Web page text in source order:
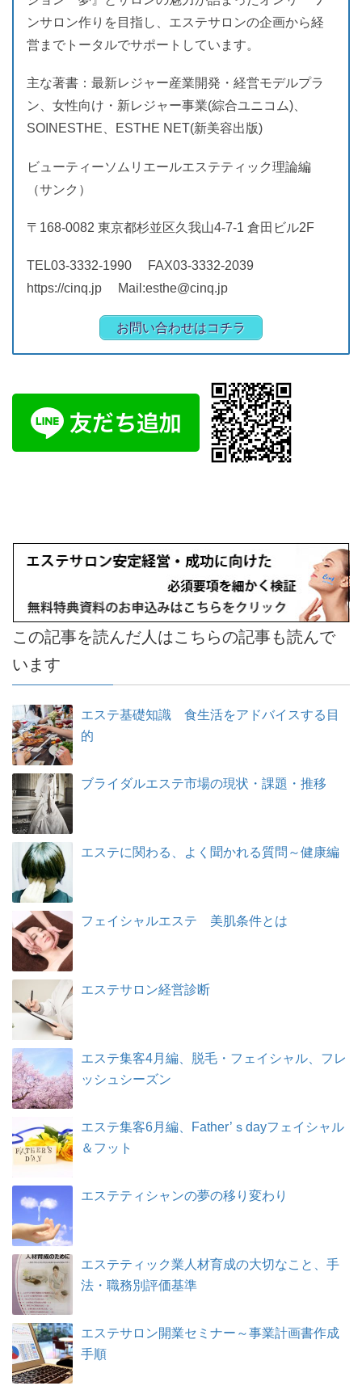
ンサロン作りを目指し、エステサロンの企画から経
営までトータルでサポートしています。
主な著書：最新レジャー産業開発・経営モデルプラ
ン、女性向け・新レジャー事業(綜合ユニコム)、
SOINESTHE、ESTHE NET(新美容出版)
ビューティーソムリエールエステティック理論編
（サンク）
〒168-0082 東京都杉並区久我山4-7-1 倉田ビル2F
TEL03-3332-1990 FAX03-3332-2039
https://cinq.jp Mail:esthe@cinq.jp
お問い合わせはコチラ
この記事を読んだ人はこちらの記事も読んで
います
エステ基礎知識 食生活をアドバイスする目
的
ブライダルエステ市場の現状・課題・推移
エステに関わる、よく聞かれる質問～健康編
フェイシャルエステ 美肌条件とは
エステサロン経営診断
エステ集客4月編、脱毛・フェイシャル、フレ
ッシュシーズン
エステ集客6月編、Father’ｓdayフェイシャル
＆フット
エステティシャンの夢の移り変わり
エステティック業人材育成の大切なこと、手
法・職務別評価基準
エステサロン開業セミナー～事業計画書作成
手順